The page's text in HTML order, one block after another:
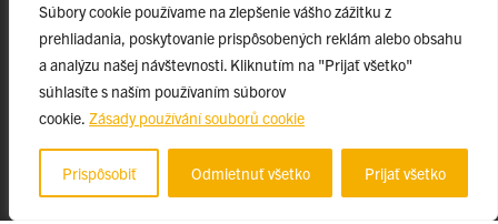
Súbory cookie používame na zlepšenie vášho zážitku z
prehliadania, poskytovanie prispôsobených reklám alebo obsahu
a analýzu našej návštevnosti. Kliknutím na "Prijať všetko"
súhlasíte s naším používaním súborov
cookie. Zásady používání souborů cookie
Prispôsobiť Odmietnuť všetko Prijať všetko
Projekty
Špičkové tímy
TIP-UPJŠ
Vedecké parky
Evidencia publikačnej činnosti
Habilitačné a vymenúvacie konania